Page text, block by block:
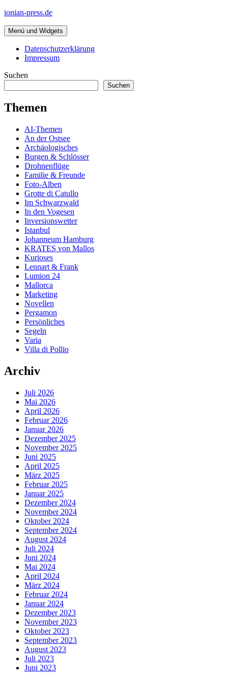
Zum
springen
ionian-press.de
Menü und Widgets
Datenschutzerklärung
Impressum
Suchen
Suchen
Themen
AI-Themen
An der Ostsee
Archäologisches
Burgen & Schlösser
Drohnenflüge
Familie & Freunde
Foto-Alben
Grotte di Catullo
Im Schwarzwald
In den Vogesen
Inversionswetter
Istanbul
Johanneum Hamburg
KRATES von Mallos
Kurioses
Lennart & Frank
Lumion 24
Mallorca
Marketing
Novellen
Pergamon
Persönliches
Segeln
Varia
Villa di Pollio
Archiv
Juli 2026
Mai 2026
April 2026
Februar 2026
Januar 2026
Dezember 2025
November 2025
Juni 2025
April 2025
März 2025
Februar 2025
Januar 2025
Dezember 2024
November 2024
Oktober 2024
September 2024
August 2024
Juli 2024
Juni 2024
Mai 2024
April 2024
März 2024
Februar 2024
Januar 2024
Dezember 2023
November 2023
Oktober 2023
September 2023
August 2023
Juli 2023
Juni 2023